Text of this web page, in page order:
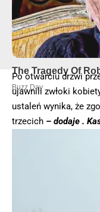
Po otwarciu drzwi
ujawnili zwłoki
ustaleń wynika, że
trzecich – dodaje .